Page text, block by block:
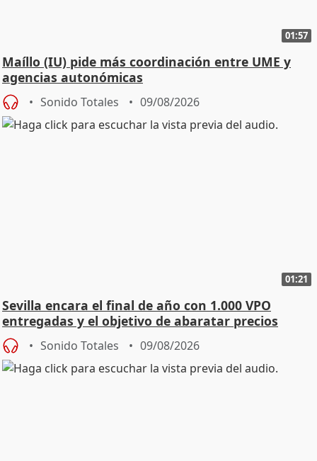
01:57
Maíllo (IU) pide más coordinación entre UME y
agencias autonómicas
Sonido Totales 09/08/2026
01:21
Sevilla encara el final de año con 1.000 VPO
entregadas y el objetivo de abaratar precios
Sonido Totales 09/08/2026